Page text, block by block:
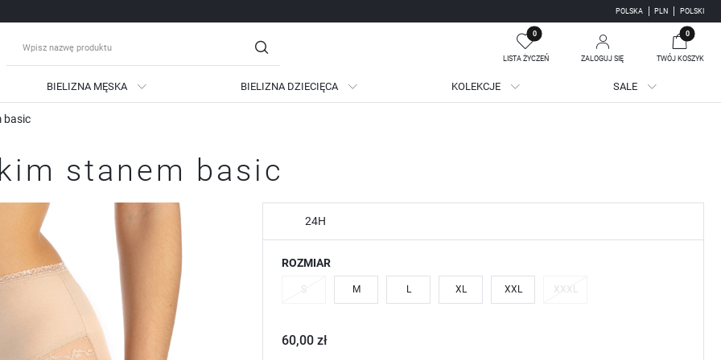
POLSKA PLN POLSKI
0
LISTA ŻYCZEŃ ZALOGUJ SIĘ
się
Zapomniałem hasła
OTRZYMASZ LICZNE DODATKOWE KORZYŚCI:
podgląd historii zakupów
brak konieczności wprowadzania swoich danych przy kolejnych zakupach
możliwość otrzymania rabatów i kuponów promocyjnych
0
TWÓJ KOSZYK
Twój koszyk jest pusty
BIELIZNA MĘSKA BIELIZNA DZIECIĘCA KOLEKCJE SALE
basic
stanem basic
24H
ROZMIAR
S M L XL XXL XXXL
60,00 zł